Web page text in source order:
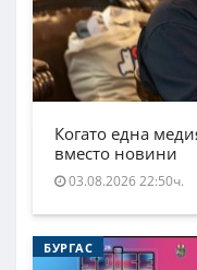
Когато една
вместо новини
03.08.2026 22:50ч.
БУРГАС